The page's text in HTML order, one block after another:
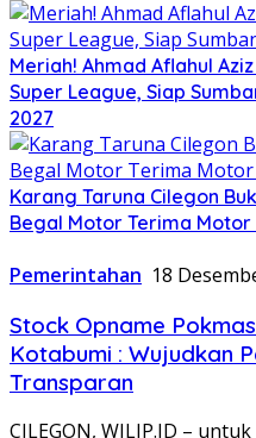
Meriah! Ahmad Aflahul
Super League, Siap
2027
Karang Taruna Cilegon
Begal Motor Terima Motor
Pemerintahan 18
Stock Opname
Kotabumi : Wujudkan
Transparan
CILEGON, WILIP.ID –